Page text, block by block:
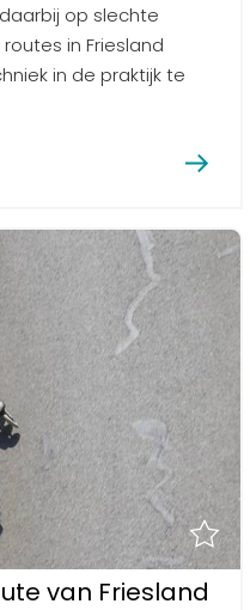
op slechte
in Friesland
in de praktijk te
van Friesland